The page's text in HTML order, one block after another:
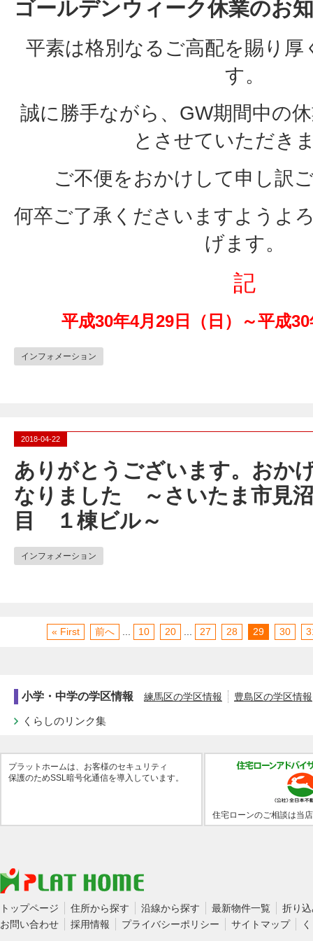
ゴールデンウィーク休業のお
平素は格別なるご高配を賜り厚
す。
誠に勝手ながら、GW期間中の
とさせていただき
ご不便をおかけして申し訳
何卒ご了承くださいますようよ
げます。
記
平成30年4月29日（日）～平成30
インフォメーション
2018-04-22
ありがとうございます。おか
なりました ～さいたま市見
目 １棟ビル～
インフォメーション
« First 前へ 10 20 27 28 29 30
小学・中学の学区情報 練馬区の学区情報 豊島区の学区情報
くらしのリンク集
プラットホームは、お客様のセキュリティ
保護のためSSL暗号化通信を導入しています。
住宅ローンのご相談は当
トップページ 住所から探す 沿線から探す 最新物件一覧
折り
お問い合わせ
採用情報 プライバシーポリシー サイトマップ